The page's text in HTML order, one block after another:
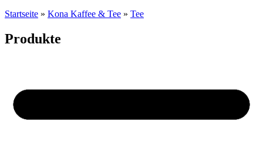
Startseite » Kona Kaffee & Tee » Tee
Produkte